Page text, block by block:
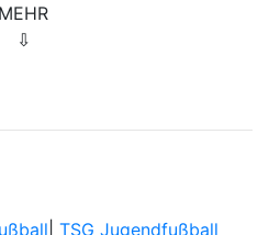
MEHR
⇩
TSG Jugendfußball